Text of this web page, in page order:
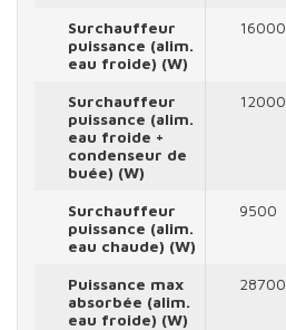
Surchauffeur
puissance (alim.
eau froide) (W)
16000
Surchauffeur
puissance (alim.
eau froide +
condenseur de
buée) (W)
12000
Surchauffeur
puissance (alim.
eau chaude) (W)
9500
Puissance max
absorbée (alim.
eau froide) (W)
28700